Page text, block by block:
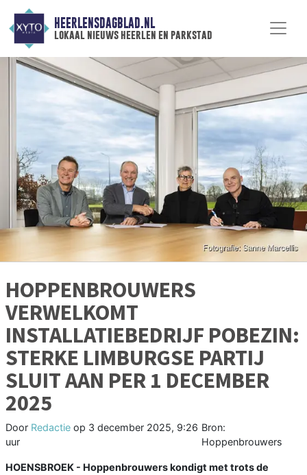
HEERLENSDAGBLAD.NL
lokaal nieuws heerlen en parkstad
HOPPENBROUWERS
VERWELKOMT
INSTALLATIEBEDRIJF POBEZIN:
STERKE LIMBURGSE PARTIJ
SLUIT AAN PER 1 DECEMBER
2025
Door Redactie op 3 december 2025, 9:26
uur
Bron:
Hoppenbrouwers
HOENSBROEK - Hoppenbrouwers kondigt met trots de